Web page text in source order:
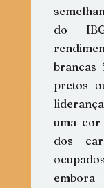
do
brancas
pretos
uma cor
dos